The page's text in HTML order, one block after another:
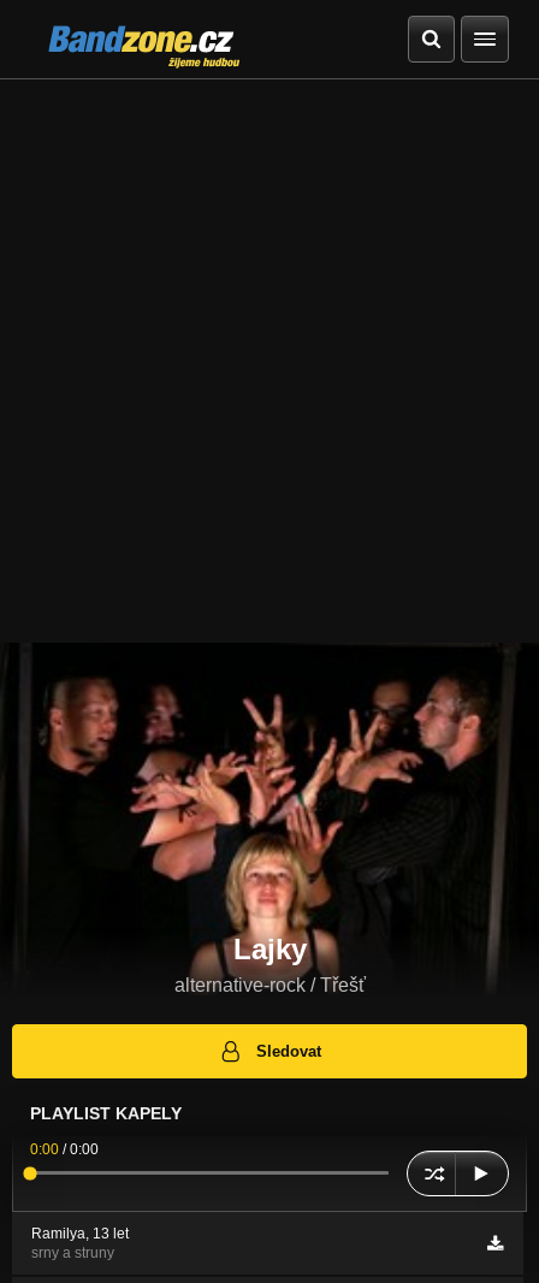
Bandzone.cz
žijeme hudbou
Lajky
alternative-rock / Třešť
Sledovat
PLAYLIST KAPELY
0:00 /0:00
Ramilya, 13 let
srny a struny